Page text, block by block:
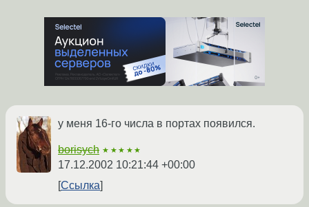
у меня 16-го числа в портах появился.
borisych ★★★★★
17.12.2002 10:21:44 +00:00
Ссылка